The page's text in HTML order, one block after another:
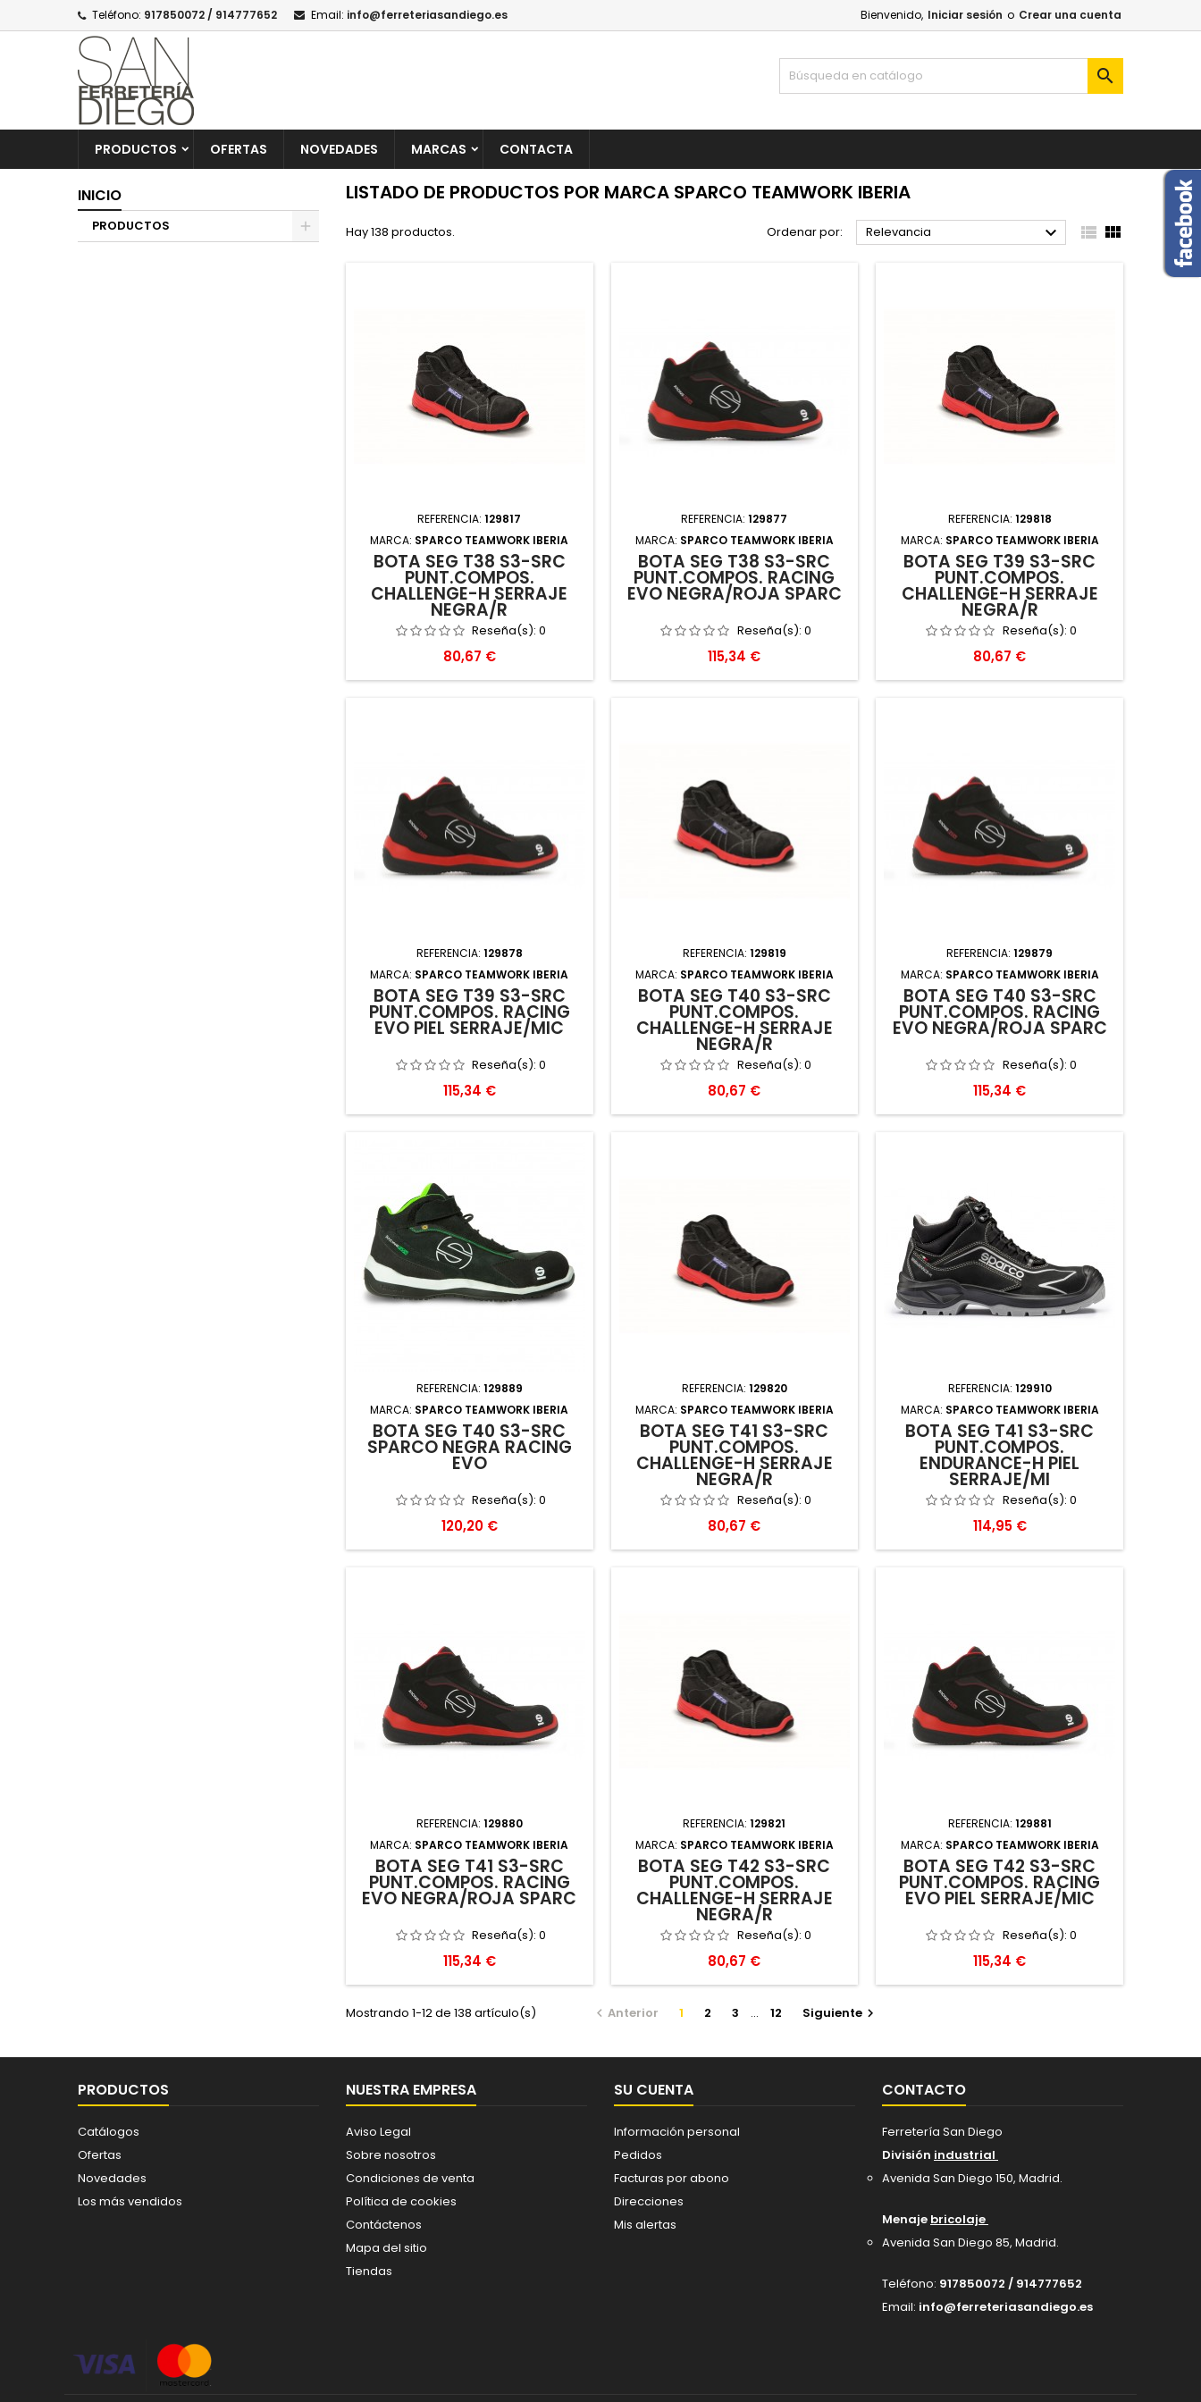
Teléfono: 917850072 / 914777652 Email: info@ferreteriasandiego.es Bienvenido, Iniciar sesión o Crear una cuenta

PRODUCTOS OFERTAS NOVEDADES MARCAS CONTACTA
INICIO
PRODUCTOS
LISTADO DE PRODUCTOS POR MARCA SPARCO TEAMWORK IBERIA
Hay 138 productos. Ordenar por: Relevancia   
REFERENCIA:129817
MARCA: SPARCO TEAMWORK IBERIA
BOTA SEG T38 S3-SRC
PUNT.COMPOS.
CHALLENGE-H SERRAJE
NEGRA/R
Reseña(s):0
Precio
80,67 €
REFERENCIA:129877
MARCA: SPARCO TEAMWORK IBERIA
BOTA SEG T38 S3-SRC
PUNT.COMPOS. RACING
EVO NEGRA/ROJA SPARC
Reseña(s): 0
Precio
115,34 €
REFERENCIA: 129818
MARCA: SPARCO TEAMWORK IBERIA
BOTA SEG T39 S3-SRC
PUNT.COMPOS.
CHALLENGE-H SERRAJE
NEGRA/R
Reseña(s): 0
Precio
80,67 €
REFERENCIA: 129878
MARCA: SPARCO TEAMWORK IBERIA
BOTA SEG T39 S3-SRC
PUNT.COMPOS. RACING
EVO PIEL SERRAJE/MIC
Reseña(s):0
Precio
115,34 €
REFERENCIA: 129819
MARCA: SPARCO TEAMWORK IBERIA
BOTA SEG T40 S3-SRC
PUNT.COMPOS.
CHALLENGE-H SERRAJE
NEGRA/R
Reseña(s): 0
Precio
80,67 €
REFERENCIA:129879
MARCA: SPARCO TEAMWORK IBERIA
BOTA SEG T40 S3-SRC
PUNT.COMPOS. RACING
EVO NEGRA/ROJA SPARC
Reseña(s): 0
Precio
115,34 €
REFERENCIA: 129889
MARCA: SPARCO TEAMWORK IBERIA
BOTA SEG T40 S3-SRC
SPARCO NEGRA RACING
EVO
Reseña(s):0
Precio
120,20 €
REFERENCIA: 129820
MARCA: SPARCO TEAMWORK IBERIA
BOTA SEG T41 S3-SRC
PUNT.COMPOS.
CHALLENGE-H SERRAJE
NEGRA/R
Reseña(s): 0
Precio
80,67 €
REFERENCIA: 129910
MARCA: SPARCO TEAMWORK IBERIA
BOTA SEG T41 S3-SRC
PUNT.COMPOS.
ENDURANCE-H PIEL
SERRAJE/MI
Reseña(s): 0
Precio
114,95 €
REFERENCIA: 129880
MARCA: SPARCO TEAMWORK IBERIA
BOTA SEG T41 S3-SRC
PUNT.COMPOS. RACING
EVO NEGRA/ROJA SPARC
Reseña(s):0
Precio
115,34 €
REFERENCIA:129821
MARCA: SPARCO TEAMWORK IBERIA
BOTA SEG T42 S3-SRC
PUNT.COMPOS.
CHALLENGE-H SERRAJE
NEGRA/R
Reseña(s): 0
Precio
80,67 €
REFERENCIA: 129881
MARCA: SPARCO TEAMWORK IBERIA
BOTA SEG T42 S3-SRC
PUNT.COMPOS. RACING
EVO PIEL SERRAJE/MIC
Reseña(s): 0
Precio
115,34 €
Mostrando 1-12 de 138 artículo(s)  Anterior 1 2 3 … 12 Siguiente
PRODUCTOS
Catálogos
Ofertas
Novedades
Los más vendidos
NUESTRA EMPRESA
Aviso Legal
Sobre nosotros
Condiciones de venta
Política de cookies
Contáctenos
Mapa del sitio
Tiendas
SU CUENTA
Información personal
Pedidos
Facturas por abono
Direcciones
Mis alertas
CONTACTO
Ferretería San Diego
División industrial
Avenida San Diego 150, Madrid.
Menaje bricolaje
Avenida San Diego 85, Madrid.
Teléfono: 917850072 / 914777652
Email: info@ferreteriasandiego.es